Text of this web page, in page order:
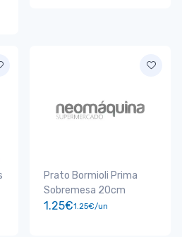
Prato Bormioli Prima
Sobremesa 20cm
1.25€1.25€/un